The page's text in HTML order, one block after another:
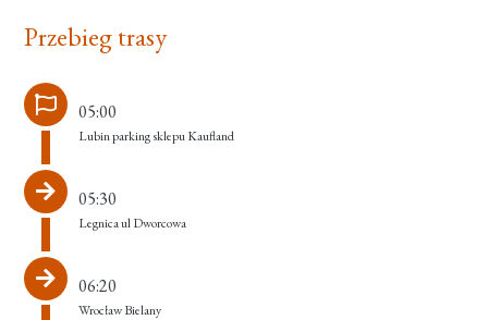
Przebieg trasy
05:00
Lubin parking sklepu Kaufland
05:30
Legnica ul Dworcowa
06:20
Wrocław Bielany